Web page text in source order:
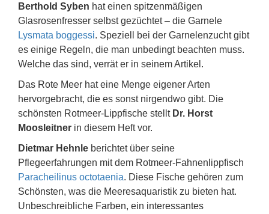
Berthold Syben hat einen spitzenmäßigen
Glasrosenfresser selbst gezüchtet – die Garnele
Lysmata boggessi. Speziell bei der Garnelenzucht gibt
es einige Regeln, die man unbedingt beachten muss.
Welche das sind, verrät er in seinem Artikel.
Das Rote Meer hat eine Menge eigener Arten
hervorgebracht, die es sonst nirgendwo gibt. Die
schönsten Rotmeer-Lippfische stellt Dr. Horst
Moosleitner in diesem Heft vor.
Dietmar Hehnle berichtet über seine
Pflegeerfahrungen mit dem Rotmeer-Fahnenlippfisch
Paracheilinus octotaenia. Diese Fische gehören zum
Schönsten, was die Meeresaquaristik zu bieten hat.
Unbeschreibliche Farben, ein interessantes